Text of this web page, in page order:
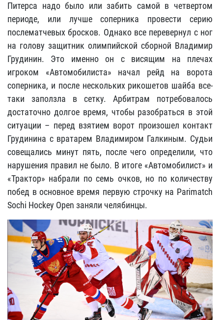
Питерса надо было или забить самой в четвертом
периоде, или лучше соперника провести серию
послематчевых бросков. Однако все перевернул с ног
на голову защитник олимпийской сборной Владимир
Грудинин. Это именно он с висящим на плечах
игроком «Автомобилиста» начал рейд на ворота
соперника, и после нескольких рикошетов шайба все-
таки заползла в сетку. Арбитрам потребовалось
достаточно долгое время, чтобы разобраться в этой
ситуации – перед взятием ворот произошел контакт
Грудинина с вратарем Владимиром Галкиным. Судьи
совещались минут пять, после чего определили, что
нарушения правил не было. В итоге «Автомобилист» и
«Трактор» набрали по семь очков, но по количеству
побед в основное время первую строчку на Parimatch
Sochi Hockey Open заняли челябинцы.